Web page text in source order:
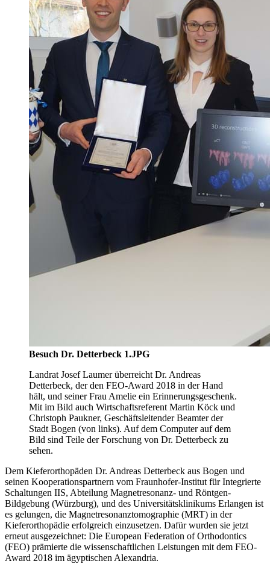
Besuch Dr. Detterbeck 1.JPG
Landrat Josef Laumer überreicht Dr. Andreas
Detterbeck, der den FEO-Award 2018 in der Hand
hält, und seiner Frau Amelie ein Erinnerungsgeschenk.
Mit im Bild auch Wirtschaftsreferent Martin Köck und
Christoph Paukner, Geschäftsleitender Beamter der
Stadt Bogen (von links). Auf dem Computer auf dem
Bild sind Teile der Forschung von Dr. Detterbeck zu
sehen.
Dem Kieferorthopäden Dr. Andreas Detterbeck aus Bogen und
seinen Kooperationspartnern vom Fraunhofer-Institut für Integrierte
Schaltungen IIS, Abteilung Magnetresonanz- und Röntgen-
Bildgebung (Würzburg), und des Universitätsklinikums Erlangen ist
es gelungen, die Magnetresonanztomographie (MRT) in der
Kieferorthopädie erfolgreich einzusetzen. Dafür wurden sie jetzt
erneut ausgezeichnet: Die European Federation of Orthodontics
(FEO) prämierte die wissenschaftlichen Leistungen mit dem FEO-
Award 2018 im ägyptischen Alexandria.